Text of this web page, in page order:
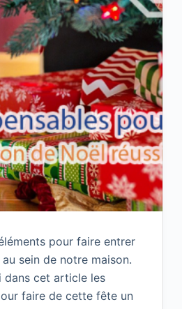
pour faire entrer
sein de notre maison.
dans cet article les
faire de cette fête un